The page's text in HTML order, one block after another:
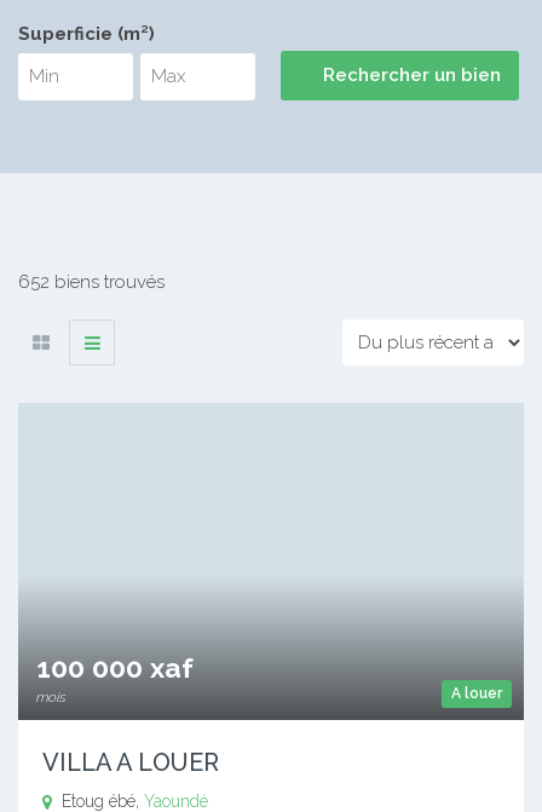
Superficie (m²)
652 biens trouvés
A louer
100 000 xaf
mois
VILLA A LOUER
Etoug ébé, Yaoundé